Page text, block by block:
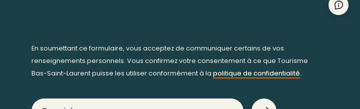
Nous
En soumettant ce formulaire, vous acceptez de communiquer certains de vos
renseignements personnels. Vous confirmez votre consentement à ce que Tourisme
Bas-Saint-Laurent puisse les utiliser conformément à la politique de confidentialité.